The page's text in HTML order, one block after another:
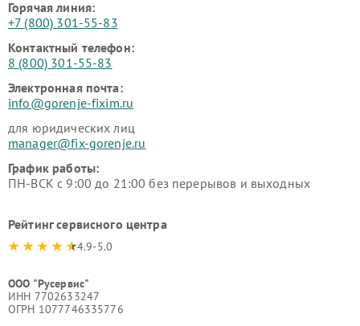
Горячая линия:
+7 (800) 301-55-83
Контактный телефон:
8 (800) 301-55-83
Электронная почта:
info@gorenje-fixim.ru
для юридических лиц
manager@fix-gorenje.ru
График работы:
ПН-ВСК с 9:00 до 21:00 без перерывов и выходных
Рейтинг сервисного центра
4.9-5.0
ООО "Русервис"
ИНН 7702633247
ОГРН 1077746335776